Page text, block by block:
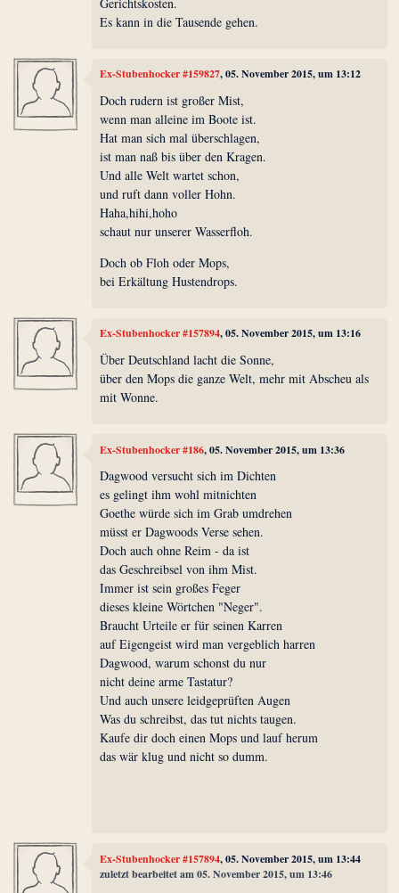
Es kann in die Tausende gehen.
Ex-Stubenhocker #159827, 05. November 2015, um 13:12
Doch rudern ist großer Mist,
wenn man alleine im Boote ist.
Hat man sich mal überschlagen,
ist man naß bis über den Kragen.
Und alle Welt wartet schon,
und ruft dann voller Hohn.
Haha,hihi,hoho
schaut nur unserer Wasserfloh.
Doch ob Floh oder Mops,
bei Erkältung Hustendrops.
Ex-Stubenhocker #157894, 05. November 2015, um 13:16
Über Deutschland lacht die Sonne,
über den Mops die ganze Welt, mehr mit Abscheu als
mit Wonne.
Ex-Stubenhocker #186, 05. November 2015, um 13:36
Dagwood versucht sich im Dichten
es gelingt ihm wohl mitnichten
Goethe würde sich im Grab umdrehen
müsst er Dagwoods Verse sehen.
Doch auch ohne Reim - da ist
das Geschreibsel von ihm Mist.
Immer ist sein großes Feger
dieses kleine Wörtchen "Neger".
Braucht Urteile er für seinen Karren
auf Eigengeist wird man vergeblich harren
Dagwood, warum schonst du nur
nicht deine arme Tastatur?
Und auch unsere leidgeprüften Augen
Was du schreibst, das tut nichts taugen.
Kaufe dir doch einen Mops und lauf herum
das wär klug und nicht so dumm.
Ex-Stubenhocker #157894, 05. November 2015, um 13:44
zuletzt bearbeitet am 05. November 2015, um 13:46